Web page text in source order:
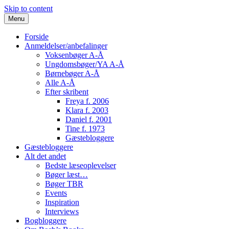
Skip to content
Menu
Forside
Anmeldelser/anbefalinger
Voksenbøger A-Å
Ungdomsbøger/YA A-Å
Børnebøger A-Å
Alle A-Å
Efter skribent
Freya f. 2006
Klara f. 2003
Daniel f. 2001
Tine f. 1973
Gæstebloggere
Gæstebloggere
Alt det andet
Bedste læseoplevelser
Bøger læst…
Bøger TBR
Events
Inspiration
Interviews
Bogbloggere